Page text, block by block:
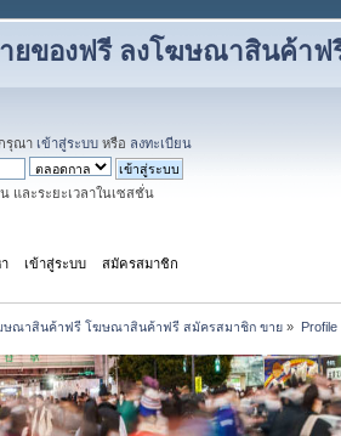
ยของฟรี ลงโฆษณาสินค้า
กรุณา เข้าสู่ระบบ หรือ ลงทะเบียน
และระยะเวลาในเซสชั่น
เข้าสู่ระบบ สมัครสมาชิก
ษณาสินค้าฟรี โฆษณาสินค้าฟรี สมัครสมาชิก ขาย »